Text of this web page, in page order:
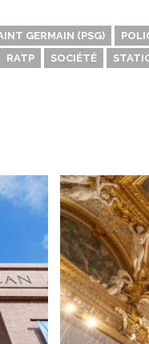
GERMAIN (PSG)
RATP SOCIÉTÉ